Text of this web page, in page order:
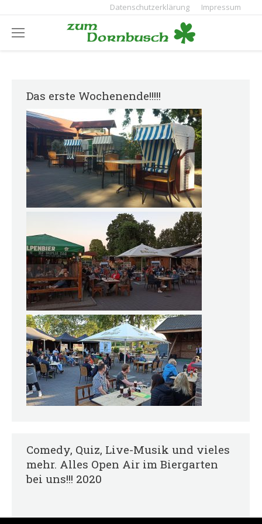
Datenschutzerklärung Impressum
Das erste Wochenende!!!!!
Comedy, Quiz, Live-Musik und vieles
mehr. Alles Open Air im Biergarten
bei uns!!! 2020